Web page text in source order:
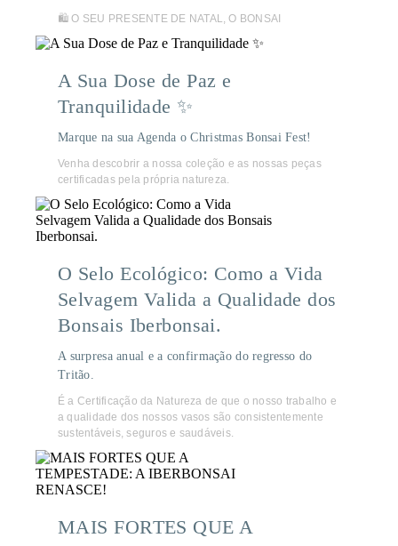
🛍️ O SEU PRESENTE DE NATAL, O BONSAI
A Sua Dose de Paz e
Tranquilidade ✨
Marque na sua Agenda o Christmas Bonsai Fest!
Venha descobrir a nossa coleção e as nossas peças
certificadas pela própria natureza.
O Selo Ecológico: Como a Vida
Selvagem Valida a Qualidade dos
Bonsais Iberbonsai.
A surpresa anual e a confirmação do regresso do
Tritão.
É a Certificação da Natureza de que o nosso trabalho e
a qualidade dos nossos vasos são consistentemente
sustentáveis, seguros e saudáveis.
MAIS FORTES QUE A